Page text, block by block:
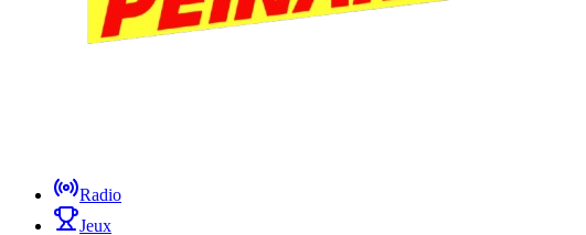
Radio
Jeux